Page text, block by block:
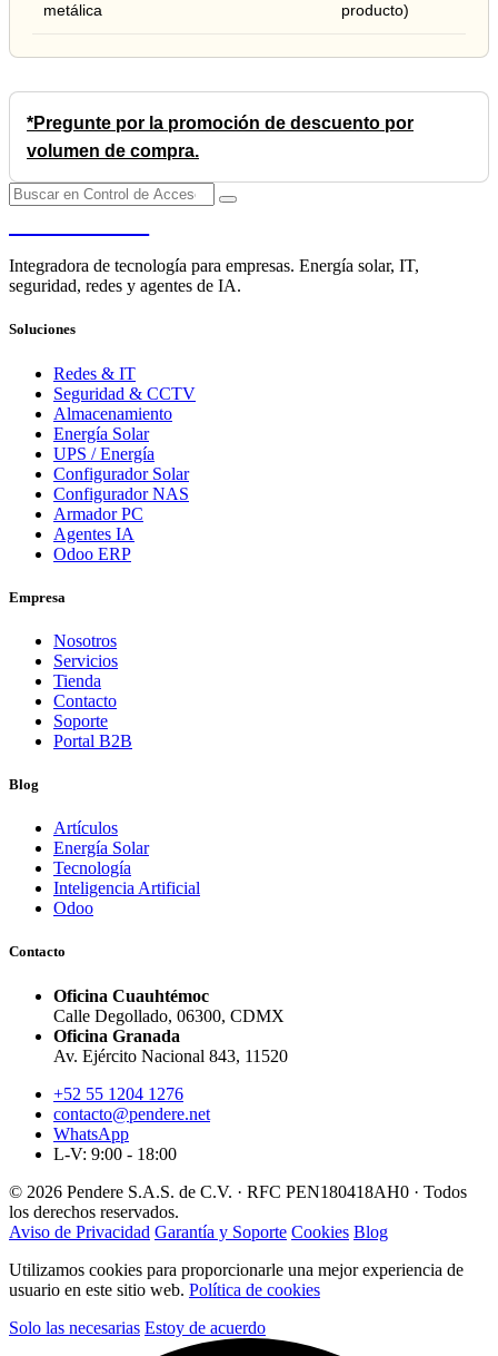
metálica
producto)
*Pregunte por la promoción de descuento por
volumen de compra.
Integradora de tecnología para empresas. Energía solar, IT,
seguridad, redes y agentes de IA.
Soluciones
Redes & IT
Seguridad & CCTV
Almacenamiento
Energía Solar
UPS / Energía
Configurador Solar
Configurador NAS
Armador PC
Agentes IA
Odoo ERP
Empresa
Nosotros
Servicios
Tienda
Contacto
Soporte
Portal B2B
Blog
Artículos
Energía Solar
Tecnología
Inteligencia Artificial
Odoo
Contacto
Oficina Cuauhtémoc
Calle Degollado, 06300, CDMX
Oficina Granada
Av. Ejército Nacional 843, 11520
+52 55 1204 1276
contacto@pendere.net
WhatsApp
L-V: 9:00 - 18:00
© 2026 Pendere S.A.S. de C.V. · RFC PEN180418AH0 · Todos
los derechos reservados.
Aviso de Privacidad Garantía y Soporte Cookies Blog
Utilizamos cookies para proporcionarle una mejor experiencia de
usuario en este sitio web. Política de cookies
Solo las necesarias Estoy de acuerdo